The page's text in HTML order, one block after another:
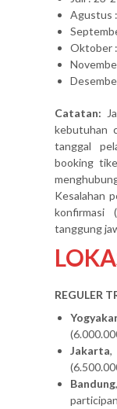
Agustus
Oktober
Catatan:
kebutuhan
tanggal
booking
Kesalahan
konfirmasi (
tanggung
REGULER
Jakarta,
Bandung